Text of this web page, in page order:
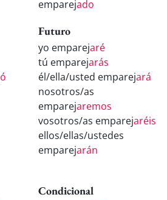
emparejado
ó
Futuro
yo emparejaré
tú emparejarás
él/ella/usted emparejará
nosotros/as
emparejaremos
vosotros/as emparejaréis
ellos/ellas/ustedes
emparejarán
Condicional